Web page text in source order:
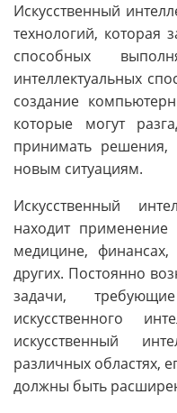
Искусственный
технологий, которая
способных
интеллектуальных
создание
которые могут
принимать решения,
новым ситуациям.
Искусственный
находит
медицине, финансах,
других. Постоянно
задачи,
искусственного
искусственный
различных областях,
должны быть